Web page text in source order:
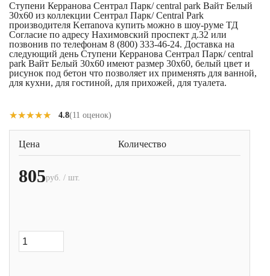
Ступени Керранова Сентрал Парк/ central park Вайт Белый
30x60 из коллекции Сентрал Парк/ Central Park
производителя Kerranova купить можно в шоу-руме ТД
Согласие по адресу Нахимовский проспект д.32 или
позвонив по телефонам 8 (800) 333-46-24. Доставка на
следующий день Ступени Керранова Сентрал Парк/ central
park Вайт Белый 30x60 имеют размер 30x60, белый цвет и
рисунок под бетон что позволяет их применять для ванной,
для кухни, для гостиной, для прихожей, для туалета.
★★★★★
★★★★★ 4.8(11 оценок)
Цена Количество
805руб. / шт.